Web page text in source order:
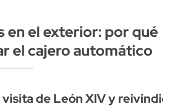
en el exterior: por qué
el cajero automático
visita de León XIV y